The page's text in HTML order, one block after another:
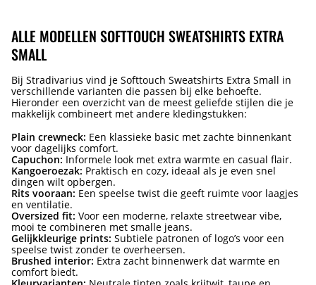
ALLE MODELLEN SOFTTOUCH SWEATSHIRTS EXTRA
SMALL
Bij Stradivarius vind je Softtouch Sweatshirts Extra Small in
verschillende varianten die passen bij elke behoefte.
Hieronder een overzicht van de meest geliefde stijlen die je
makkelijk combineert met andere kledingstukken:
Plain crewneck: Een klassieke basic met zachte binnenkant
voor dagelijks comfort.
Capuchon: Informele look met extra warmte en casual flair.
Kangoeroezak: Praktisch en cozy, ideaal als je even snel
dingen wilt opbergen.
Rits vooraan: Een speelse twist die geeft ruimte voor laagjes
en ventilatie.
Oversized fit: Voor een moderne, relaxte streetwear vibe,
mooi te combineren met smalle jeans.
Gelijkkleurige prints: Subtiele patronen of logo’s voor een
speelse twist zonder te overheersen.
Brushed interior: Extra zacht binnenwerk dat warmte en
comfort biedt.